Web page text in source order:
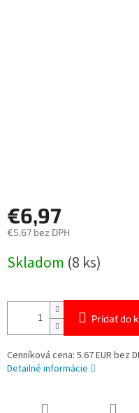
€6,97
€5,67 bez DPH
cena:
Skladom (8 ks)
Pridať do
Cenníková cena: 5.67 EUR bez
Detailné informácie